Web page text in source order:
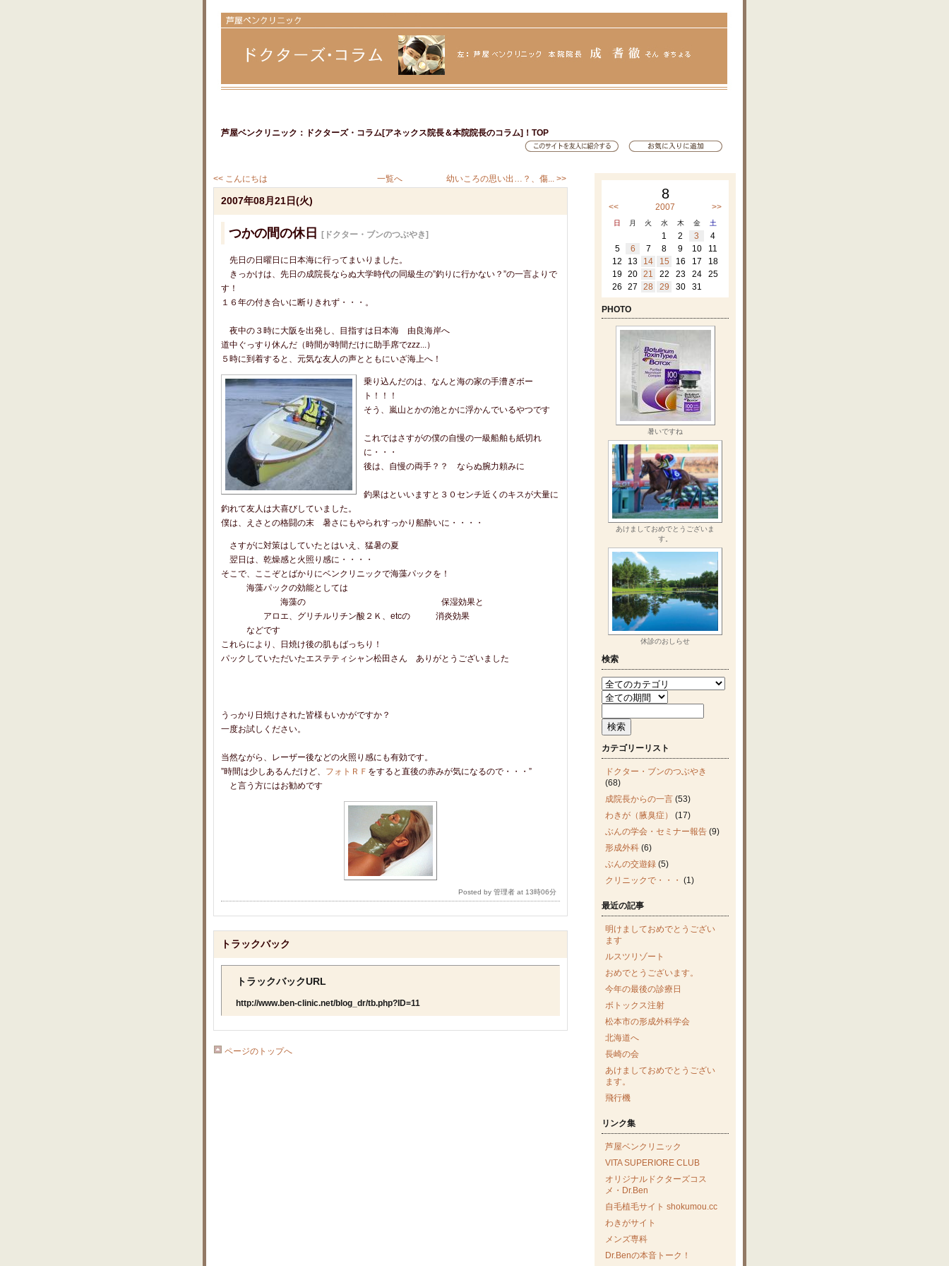
芦屋ベンクリニック：ドクターズ・コラム[アネックス院長＆本院院長のコラム]！TOP
<< こんにちは 一覧へ 幼いころの思い出…？、傷... >>
2007年08月21日(火)
つかの間の休日 [ドクター・ブンのつぶやき]
先日の日曜日に日本海に行ってまいりました。
きっかけは、先日の成院長ならぬ大学時代の同級生の”釣りに行かない？”の一言よりで
す！
１６年の付き合いに断りきれず・・・。
夜中の３時に大阪を出発し、目指すは日本海 由良海岸へ
道中ぐっすり休んだ（時間が時間だけに助手席でzzz...）
５時に到着すると、元気な友人の声とともにいざ海上へ！
乗り込んだのは、なんと海の家の手漕ぎボー
ト！！！
そう、嵐山とかの池とかに浮かんでいるやつです
これではさすがの僕の自慢の一級船舶も紙切れ
に・・・
後は、自慢の両手？？ ならぬ腕力頼みに
釣果はといいますと３０センチ近くのキスが大量に
釣れて友人は大喜びしていました。
僕は、えさとの格闘の末 暑さにもやられすっかり船酔いに・・・・
さすがに対策はしていたとはいえ、猛暑の夏
翌日は、乾燥感と火照り感に・・・・
そこで、ここぞとばかりにベンクリニックで海藻パックを！
海藻パックの効能としては
海藻の 保湿効果と
アロエ、グリチルリチン酸２Ｋ、etcの 消炎効果
などです
これらにより、日焼け後の肌もばっちり！
パックしていただいたエステティシャン松田さん ありがとうございました
うっかり日焼けされた皆様もいかがですか？
一度お試しください。
当然ながら、レーザー後などの火照り感にも有効です。
”時間は少しあるんだけど、 フォトＲＦ をすると直後の赤みが気になるので・・・”
と言う方にはお勧めです
Posted by 管理者 at 13時06分
トラックバック
トラックバックURL
http://www.ben-clinic.net/blog_dr/tb.php?ID=11
ページのトップへ
8
<< 2007 >>
日 月 火 水 木 金 土
1 2 3
4
5
6 7 8 9 10
11
12
13 14 15 16 17
18
19 20 21 22 23 24
25
26
27 28 29 30 31
PHOTO
暑いですね
あけましておめでとうございま
す。
休診のおしらせ
検索
カテゴリーリスト
ドクター・ブンのつぶやき
(68)
成院長からの一言 (53)
わきが（腋臭症）
(17)
ぶんの学会・セミナー報告 (9)
形成外科 (6)
ぶんの交遊録 (5)
クリニックで・・・ (1)
最近の記事
明けましておめでとうござい
ます
ルスツリゾート
おめでとうございます。
今年の最後の診療日
ボトックス注射
松本市の形成外科学会
北海道へ
長崎の会
あけましておめでとうござい
ます。
飛行機
リンク集
芦屋ベンクリニック
VITA SUPERIORE CLUB
オリジナルドクターズコス
メ・Dr.Ben
自毛植毛サイト shokumou.cc
わきがサイト
メンズ専科
Dr.Benの本音トーク！